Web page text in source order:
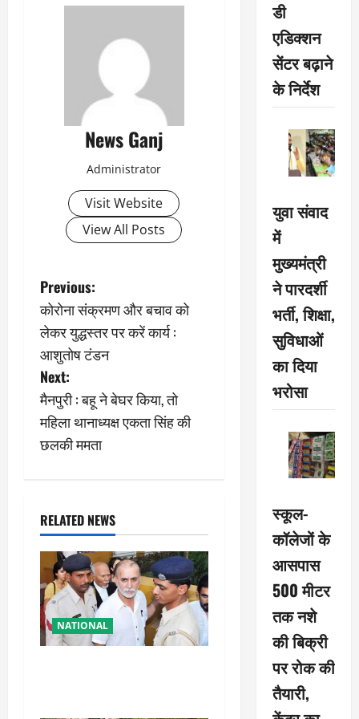
News Ganj
Administrator
Visit Website
View All Posts
P
o
s
t
n
a
i
g
a
t
Previous:
कोरोना संक्रमण और बचाव को
लेकर युद्धस्तर पर करें कार्य :
आशुतोष टंडन
Next:
मैनपुरी : बहू ने बेघर किया, तो
महिला थानाध्यक्ष एकता सिंह की
छलकी ममता
RELATED NEWS
NATIONAL
डी
एडिक्शन
सेंटर बढ़ाने
के निर्देश
युवा संवाद
में
मुख्यमंत्री
ने पारदर्शी
भर्ती, शिक्षा,
सुविधाओं
का दिया
भरोसा
स्कूल-
कॉलेजों के
आसपास
500 मीटर
तक नशे
की बिक्री
पर रोक की
तैयारी,